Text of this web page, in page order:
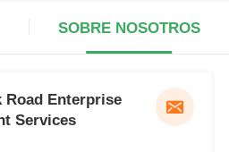
SOBRE NOSOTROS
Road Enterprise
Services